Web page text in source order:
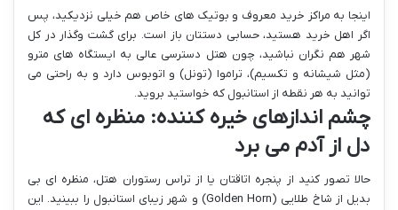
اینجا به مراکز خرید معروف و بوتیک های خاص هم خیلی نزدیکید، پس
اگر اهل خرید هستید، حسابی دستتان باز است. برای گشت وگذار در کل
شهر هم نگران نباشید، چون هتل دسترسی عالی به ایستگاه های مترو
(مثل شیشانه و تکسیم)، تراموا (تونل) و اتوبوس دارد و به راحتی می
توانید به هر نقطه از استانبول که خواستید بروید.
چشم اندازهای خیره کننده: منظره ای که
دل از آدم می برد
حالا تصور کنید از پنجره اتاقتان یا از تراس رستوران هتل، منظره ای بی
بدیل از شاخ طلایی (Golden Horn) و شهر زیبای استانبول را ببینید. این